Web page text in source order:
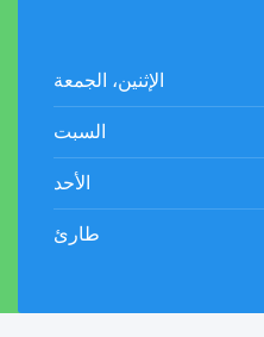
الإثنين، الجمعة
السبت
الأحد
طارئ